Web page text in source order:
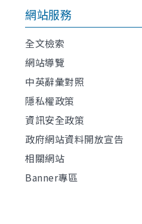
網站服務
全文檢索
網站導覽
中英辭彙對照
隱私權政策
資訊安全政策
政府網站資料開放宣告
相關網站
Banner專區